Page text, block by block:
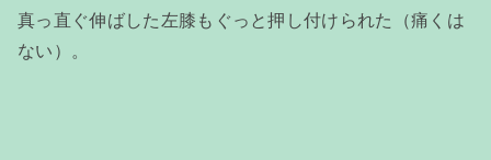
真っ直ぐ伸ばした左膝もぐっと押し付けられた（痛くは
ない）。